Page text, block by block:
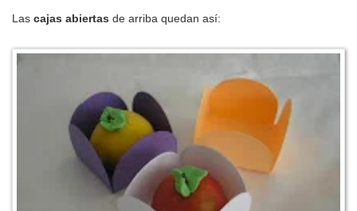
Las cajas abiertas de arriba quedan así: